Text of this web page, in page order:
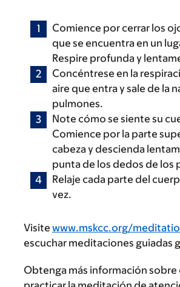
Comience por cerrar los
que se encuentra en un
Respire profunda y
Concéntrese en la
aire que entra y sale de la
pulmones.
Note cómo se siente su
Comience por la parte
cabeza y descienda
punta de los dedos de los
Relaje cada parte del
vez.
Visite www.mskcc.org/
escuchar meditaciones guiadas
Obtenga más información